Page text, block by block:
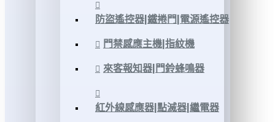
防盜遙控器|鐵捲門|電源遙控器
門禁感應主機|指紋機
來客報知器|門鈴蜂鳴器
紅外線感應器|點滅器|繼電器